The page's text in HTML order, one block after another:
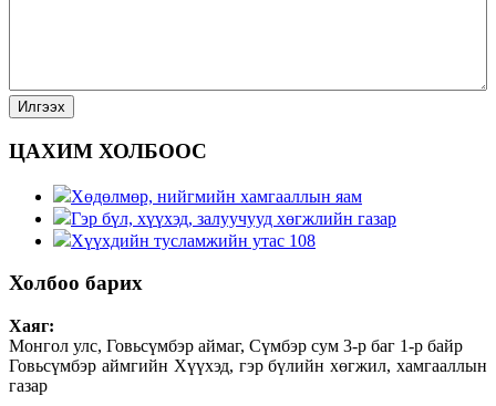
ЦАХИМ ХОЛБООС
Хөдөлмөр, нийгмийн хамгааллын яам
Гэр бүл, хүүхэд, залуучууд хөгжлийн газар
Хүүхдийн тусламжийн утас 108
Холбоо барих
Хаяг:
Монгол улс, Говьсүмбэр аймаг, Сүмбэр сум 3-р баг 1-р байр
Говьсүмбэр аймгийн Хүүхэд, гэр бүлийн хөгжил, хамгааллын
газар